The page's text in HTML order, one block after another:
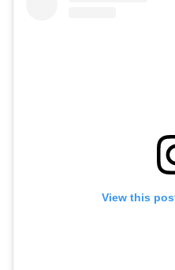
View this